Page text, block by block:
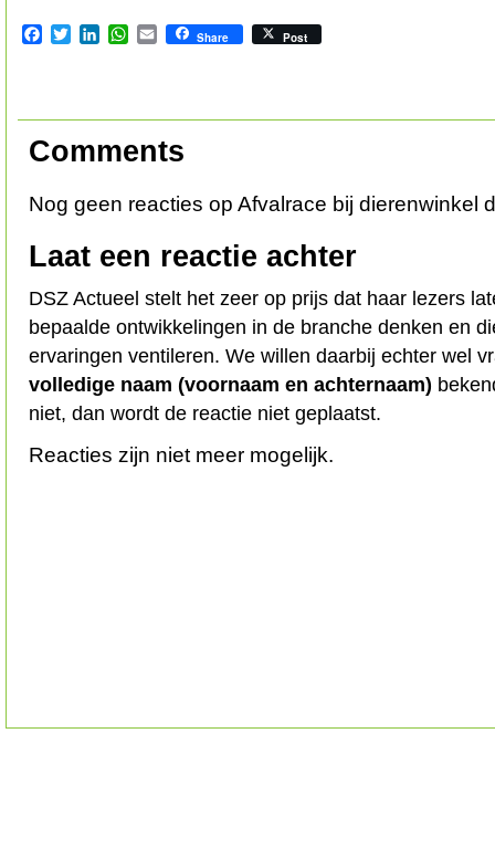
Facebook
TwitterLinkedInWhatsApp
EmailShare Post
Comments
Nog geen reacties op Afvalrace bij dierenwinkel
Laat een reactie achter
DSZ Actueel stelt het zeer op prijs dat haar lezers
bepaalde ontwikkelingen in de branche denken en
ervaringen ventileren. We willen daarbij echter wel
volledige naam (voornaam en achternaam)
niet, dan wordt de reactie niet geplaatst.
Reacties zijn niet meer mogelijk.